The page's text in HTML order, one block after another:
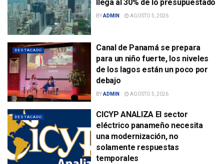
llega al 30% de lo presupuestado
BYADMIN AGOSTO 5, 2026
DESTACADO
Canal de Panamá se prepara
para un niño fuerte, los niveles
de los lagos están un poco por
debajo
BYADMIN AGOSTO 5, 2026
DESTACADO
CICYP ANALIZA El sector
eléctrico panameño necesita
una modernización, no
solamente respuestas
temporales